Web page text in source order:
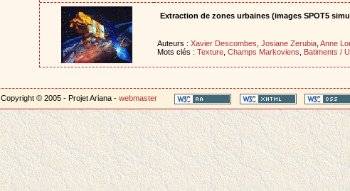
Extraction de zones urbaines (images SPOT5
Auteurs : Xavier Descombes, Josiane Zerubia, Anne
Mots clés : Texture, Champs Markoviens, Batiments /
Copyright © 2005 - Projet Ariana -webmaster